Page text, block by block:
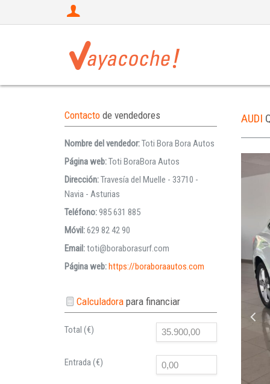
AUDI
Contacto de vendedores
Nombre del vendedor:Toti Bora Bora Autos
Página web:Toti BoraBora Autos
Dirección:Travesía del Muelle - 33710 -
Navia - Asturias
Teléfono:985 631 885
Móvil:629 82 42 90
Email:toti@boraborasurf.com
Página web:https://boraboraautos.com
Calculadorapara financiar
Total (€)
Entrada (€)